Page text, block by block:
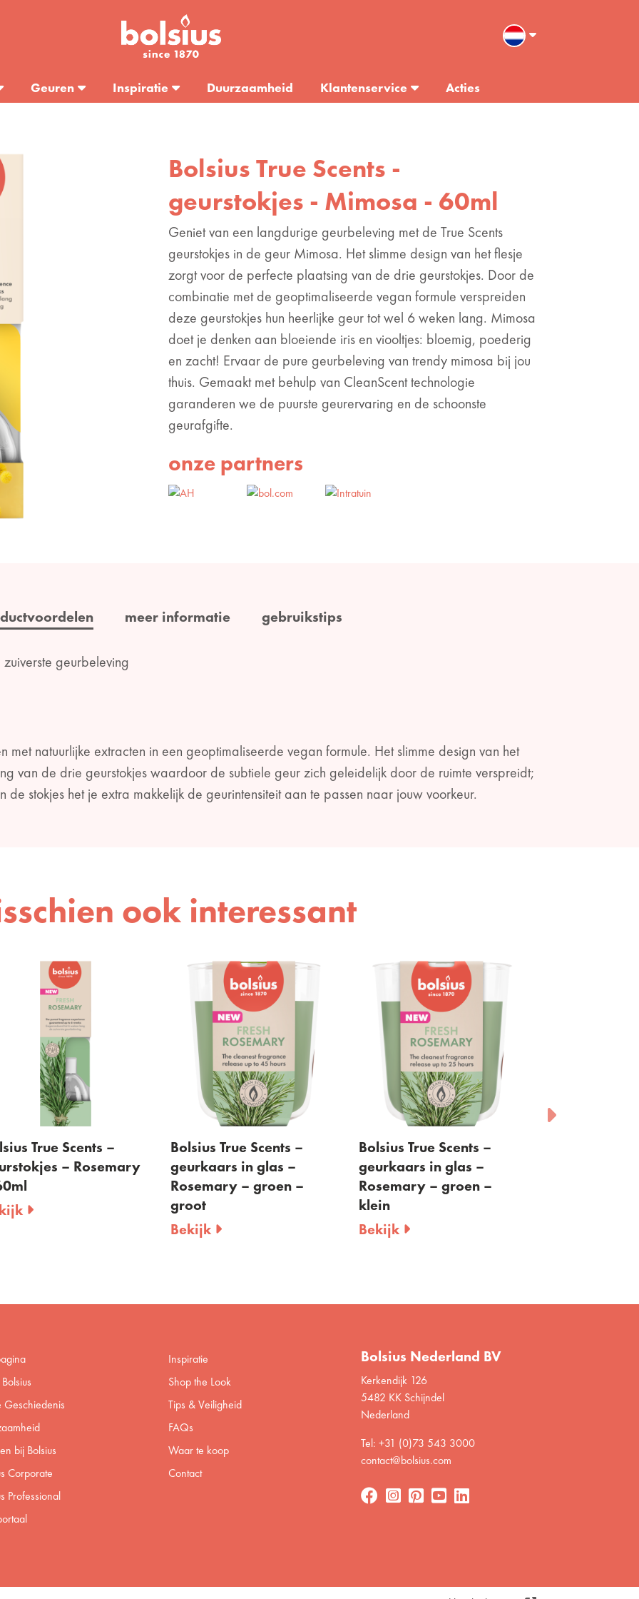
Geuren Inspiratie Duurzaamheid Klantenservice Acties
Bolsius True Scents -
geurstokjes - Mimosa - 60ml
Geniet van een langdurige geurbeleving met de True Scents
geurstokjes in de geur Mimosa. Het slimme design van het flesje
zorgt voor de perfecte plaatsing van de drie geurstokjes. Door de
combinatie met de geoptimaliseerde vegan formule verspreiden
deze geurstokjes hun heerlijke geur tot wel 6 weken lang. Mimosa
doet je denken aan bloeiende iris en viooltjes: bloemig, poederig
en zacht! Ervaar de pure geurbeleving van trendy mimosa bij jou
thuis. Gemaakt met behulp van CleanScent technologie
garanderen we de puurste geurervaring en de schoonste
geurafgifte.
onze partners
meer informatie gebruikstips
geurbeleving
met natuurlijke extracten in een geoptimaliseerde vegan formule. Het slimme design van het
van de drie geurstokjes waardoor de subtiele geur zich geleidelijk door de ruimte verspreidt;
stokjes het je extra makkelijk de geurintensiteit aan te passen naar jouw voorkeur.
ook interessant
True Scents –
– Rosemary
Bolsius True Scents –
geurkaars in glas –
Rosemary – groen –
groot
Bekijk
Bolsius True Scents –
geurkaars in glas –
Rosemary – groen –
klein
Bekijk
bij Bolsius
Corporate
Professional
Inspiratie
Shop the Look
Tips & Veiligheid
FAQs
Waar te koop
Contact
Bolsius Nederland BV
Kerkendijk 126
5482 KK Schijndel
Nederland
Tel: +31 (0)73 543 3000
contact@bolsius.com